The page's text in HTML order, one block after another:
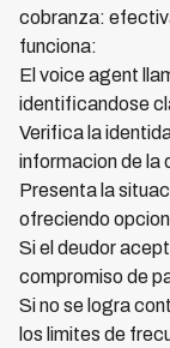
cobranza:
funciona:
El voice agent
identificandose
Verifica la
informacion de la
Presenta la
ofreciendo
Si el deudor
compromiso de
Si no se logra
los limites de